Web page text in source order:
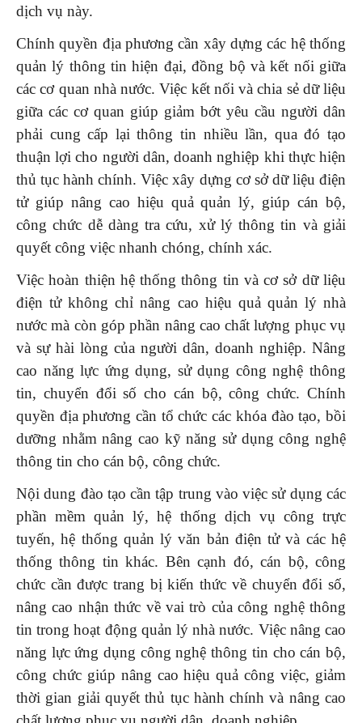
dịch vụ này.
Chính quyền địa phương cần xây dựng các hệ thống
quản lý thông tin hiện đại, đồng bộ và kết nối giữa
các cơ quan nhà nước. Việc kết nối và chia sẻ dữ liệu
giữa các cơ quan giúp giảm bớt yêu cầu người dân
phải cung cấp lại thông tin nhiều lần, qua đó tạo
thuận lợi cho người dân, doanh nghiệp khi thực hiện
thủ tục hành chính. Việc xây dựng cơ sở dữ liệu điện
tử giúp nâng cao hiệu quả quản lý, giúp cán bộ,
công chức dễ dàng tra cứu, xử lý thông tin và giải
quyết công việc nhanh chóng, chính xác.
Việc hoàn thiện hệ thống thông tin và cơ sở dữ liệu
điện tử không chỉ nâng cao hiệu quả quản lý nhà
nước mà còn góp phần nâng cao chất lượng phục vụ
và sự hài lòng của người dân, doanh nghiệp. Nâng
cao năng lực ứng dụng, sử dụng công nghệ thông
tin, chuyển đổi số cho cán bộ, công chức. Chính
quyền địa phương cần tổ chức các khóa đào tạo, bồi
dưỡng nhằm nâng cao kỹ năng sử dụng công nghệ
thông tin cho cán bộ, công chức.
Nội dung đào tạo cần tập trung vào việc sử dụng các
phần mềm quản lý, hệ thống dịch vụ công trực
tuyến, hệ thống quản lý văn bản điện tử và các hệ
thống thông tin khác. Bên cạnh đó, cán bộ, công
chức cần được trang bị kiến thức về chuyển đổi số,
nâng cao nhận thức về vai trò của công nghệ thông
tin trong hoạt động quản lý nhà nước. Việc nâng cao
năng lực ứng dụng công nghệ thông tin cho cán bộ,
công chức giúp nâng cao hiệu quả công việc, giảm
thời gian giải quyết thủ tục hành chính và nâng cao